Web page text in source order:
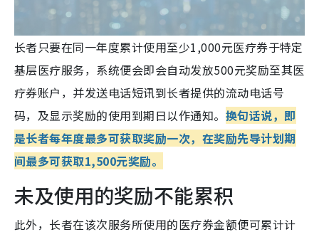
长者只要在同一年度累计使用至少1,000元医疗券于特定
基层医疗服务，系统便会即会自动发放500元奖励至其医
疗券账户，并发送电话短讯到长者提供的流动电话号
码，及显示奖励的使用到期日以作通知。 换句话说，即
是长者每年度最多可获取奖励一次，在奖励先导计划期
间最多可获取1,500元奖励。
未及使用的奖励不能累积
此外，长者在该次服务所使用的医疗券金额便可累计计